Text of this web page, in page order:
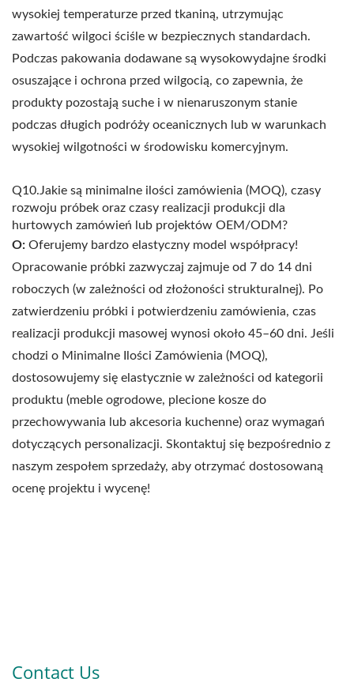
wysokiej temperaturze przed tkaniną, utrzymując
zawartość wilgoci ściśle w bezpiecznych standardach.
Podczas pakowania dodawane są wysokowydajne środki
osuszające i ochrona przed wilgocią, co zapewnia, że
produkty pozostają suche i w nienaruszonym stanie
podczas długich podróży oceanicznych lub w warunkach
wysokiej wilgotności w środowisku komercyjnym.
Q10.Jakie są minimalne ilości zamówienia (MOQ), czasy
rozwoju próbek oraz czasy realizacji produkcji dla
hurtowych zamówień lub projektów OEM/ODM?
O: Oferujemy bardzo elastyczny model współpracy!
Opracowanie próbki zazwyczaj zajmuje od 7 do 14 dni
roboczych (w zależności od złożoności strukturalnej). Po
zatwierdzeniu próbki i potwierdzeniu zamówienia, czas
realizacji produkcji masowej wynosi około 45–60 dni. Jeśli
chodzi o Minimalne Ilości Zamówienia (MOQ),
dostosowujemy się elastycznie w zależności od kategorii
produktu (meble ogrodowe, plecione kosze do
przechowywania lub akcesoria kuchenne) oraz wymagań
dotyczących personalizacji. Skontaktuj się bezpośrednio z
naszym zespołem sprzedaży, aby otrzymać dostosowaną
ocenę projektu i wycenę!